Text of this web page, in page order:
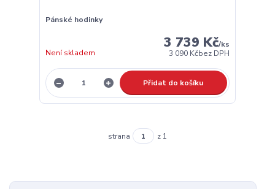
Pánské hodinky
3 739 Kč/ks
3 090 Kčbez DPH
Není skladem
Přidat do košíku
strana z 1